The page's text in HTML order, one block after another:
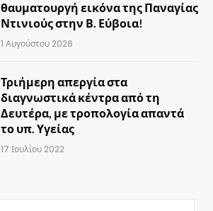
θαυματουργή εικόνα της Παναγίας
Ντινιούς στην Β. Εύβοια!
1 Αυγούστου 2026
Τριήμερη απεργία στα
διαγνωστικά κέντρα από τη
Δευτέρα, με τροπολογία απαντά
το υπ. Υγείας
17 Ιουλίου 2022